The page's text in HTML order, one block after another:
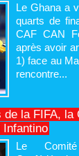
Le Ghana a
quarts de
CAF CAN
après avoir
1) face au
rencontre...
la FIFA, la
Infantino
Le